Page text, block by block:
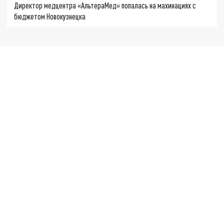
Директор медцентра «АльтераМед» попалась на махинациях с
бюджетом Новокузнецка